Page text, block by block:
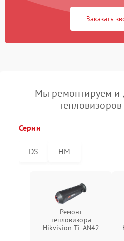
Заказать
Мы ремонтируем и
Серии
DS HM
Ремонт
тепловизора
Hikvision Ti-AN42